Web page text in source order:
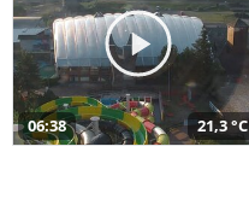
06:38 21,3 °C